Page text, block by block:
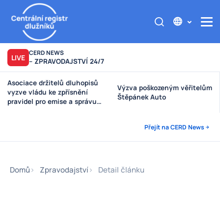
LIVE CERD NEWS
– ZPRAVODAJSTVÍ 24/7
Asociace držitelů dluhopisů
vyzve vládu ke zpřísnění
pravidel pro emise a správu
Výzva poškozeným věřitelům
Štěpánek Auto
Přejít na CERD News
Domů Zpravodajství Detail článku